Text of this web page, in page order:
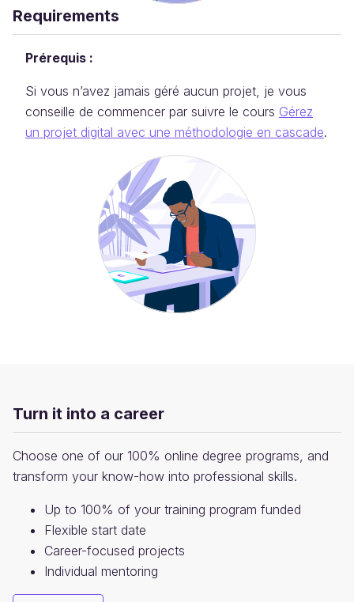
Requirements
Prérequis :
Si vous n’avez jamais géré aucun projet, je vous
conseille de commencer par suivre le cours Gérez
un projet digital avec une méthodologie en cascade.
Turn it into a career
Choose one of our 100% online degree programs, and
transform your know-how into professional skills.
Up to 100% of your training program funded
Flexible start date
Career-focused projects
Individual mentoring